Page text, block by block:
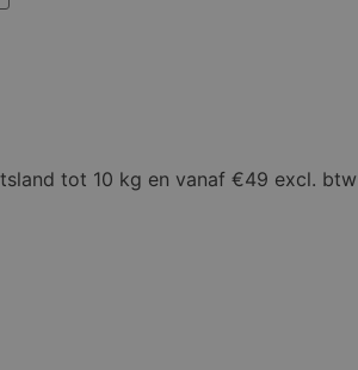
tot 10 kg en vanaf €49 excl. btw